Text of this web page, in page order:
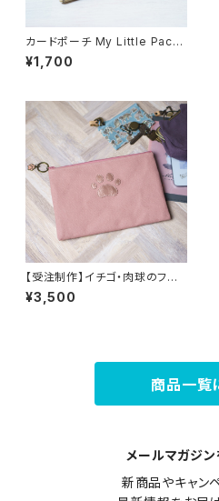
カードポーチ My Little Pace
（マイ・リトル・ペース） パープ
ル リバティラミネート生地
¥1,700
【受注制作】イチゴ・肉球のファ
スナーポーチ
¥3,500
商品一覧
メールマガジ
新商品やキャン